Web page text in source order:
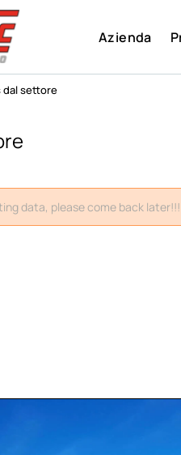
Azienda
dal settore
data, please come back